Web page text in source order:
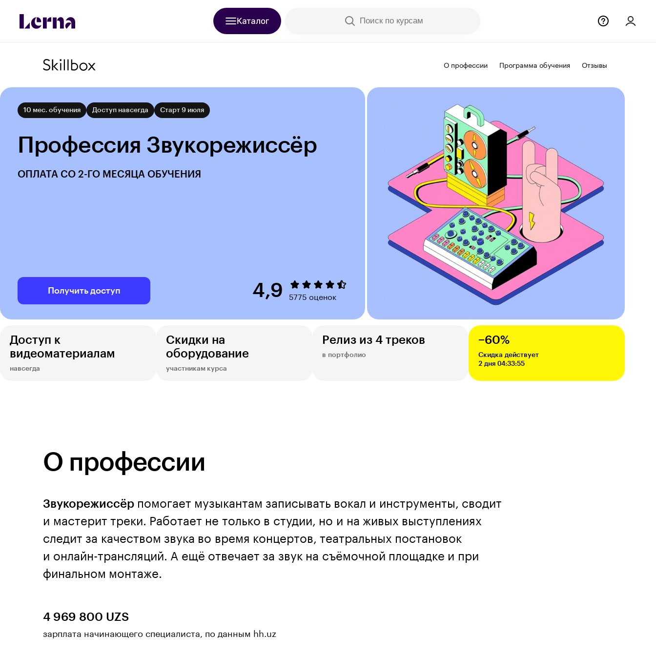
Каталог Поиск по курсам
О профессии Программа обучения Отзывы
Профессия Звукорежиссёр
ОПЛАТА СО 2-ГО МЕСЯЦА ОБУЧЕНИЯ
10 мес. обучения Доступ навсегда Старт 9 июля
Получить доступ 4,9 5775 оценок
Доступ к
видеоматериалам
навсегда
Скидки на
оборудование
участникам курса
Релиз из 4 треков
в портфолио
−60%
Скидка действует
2 дня 04:33:54
О профессии
Звукорежиссёр помогает музыкантам записывать вокал и инструменты, сводит
и мастерит треки. Работает не только в студии, но и на живых выступлениях 
следит за качеством звука во время концертов, театральных постановок
и онлайн-трансляций. А ещё отвечает за звук на съёмочной площадке и при
финальном монтаже.
4 969 800 UZS
зарплата начинающего специалиста, по данным hh.uz